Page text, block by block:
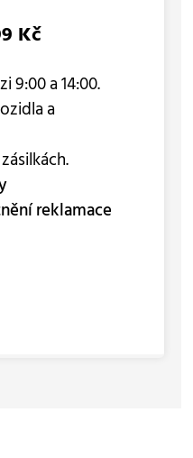
Kč
9:00 a 14:00.
a
reklamace